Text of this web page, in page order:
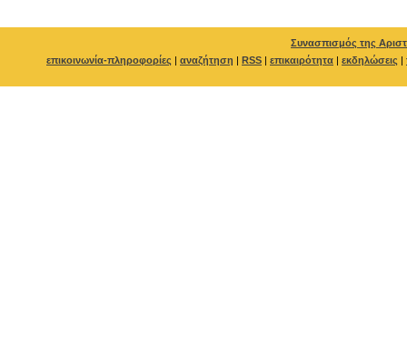
Συνασπισμός της
επικοινωνία-πληροφορίες | αναζήτηση | RSS | επικαιρότητα | εκδηλώσεις |